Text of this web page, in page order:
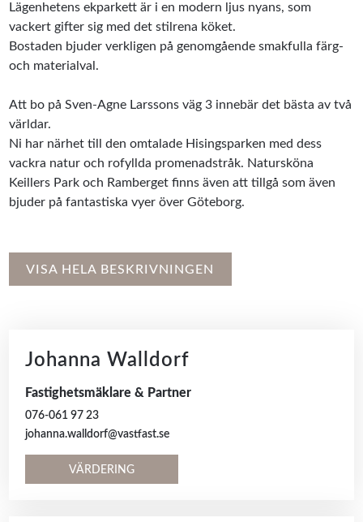
Lägenhetens ekparkett är i en modern ljus nyans, som
vackert gifter sig med det stilrena köket.
Bostaden bjuder verkligen på genomgående smakfulla färg-
och materialval.
Att bo på Sven-Agne Larssons väg 3 innebär det bästa av två
världar.
Ni har närhet till den omtalade Hisingsparken med dess
vackra natur och rofyllda promenadstråk. Natursköna
Keillers Park och Ramberget finns även att tillgå som även
bjuder på fantastiska vyer över Göteborg.
VISA HELA BESKRIVNINGEN
Johanna Walldorf
Fastighetsmäklare & Partner
076-061 97 23
johanna.walldorf@vastfast.se
VÄRDERING